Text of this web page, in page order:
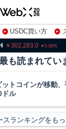
USDC買い方
XRP 163.17
も読まれてい
トコインが移動、
ドル
スランキングをも